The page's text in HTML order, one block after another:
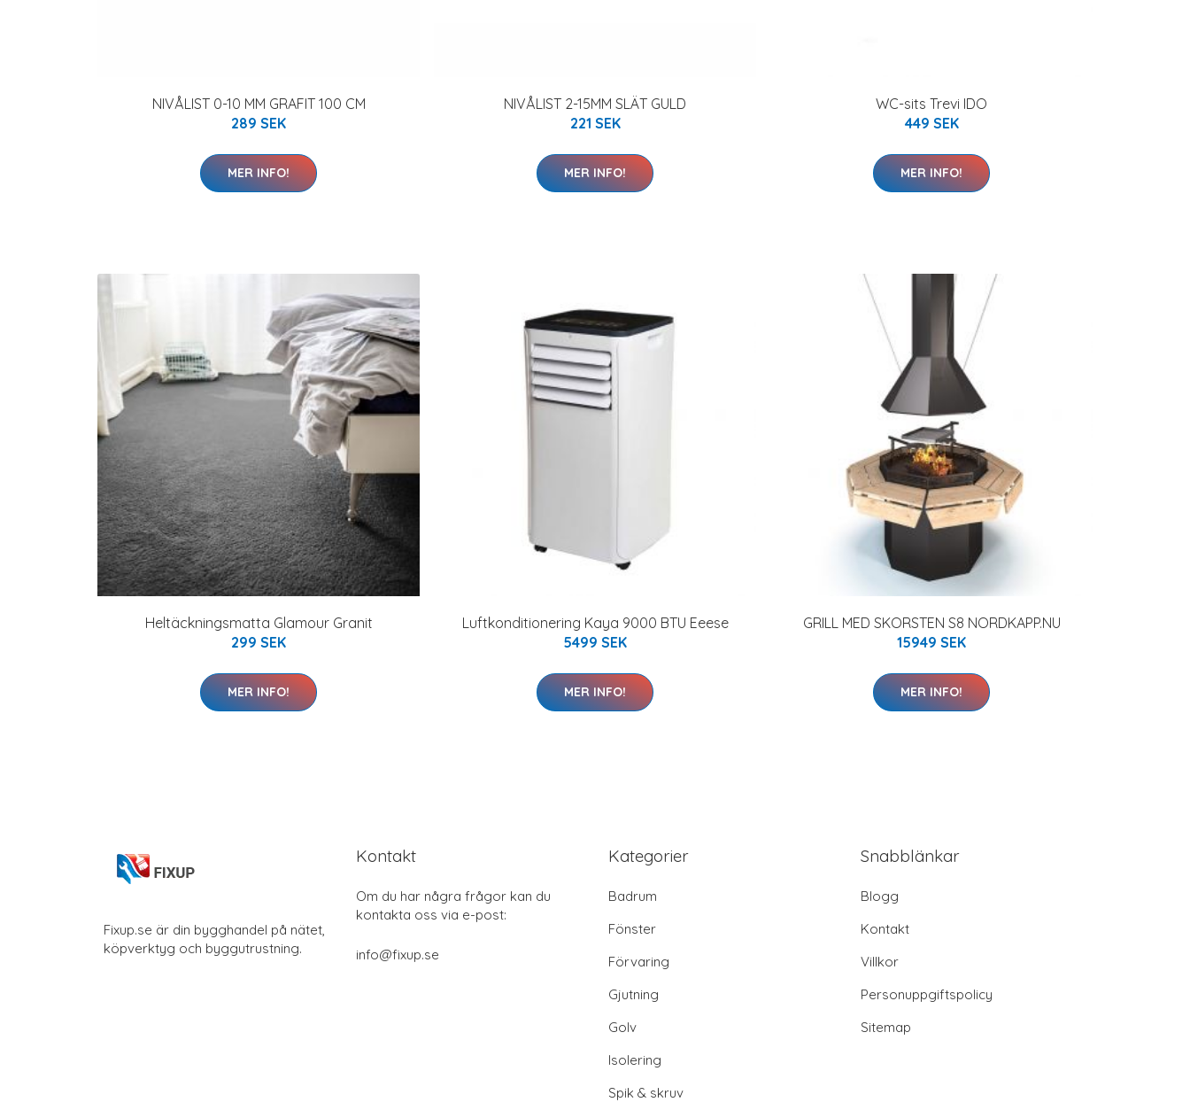
NIVÅLIST 0-10 MM GRAFIT 100 CM
289 SEK
MER INFO!
NIVÅLIST 2-15MM SLÄT GULD
221 SEK
MER INFO!
WC-sits Trevi IDO
449 SEK
MER INFO!
Heltäckningsmatta Glamour Granit
299 SEK
MER INFO!
Luftkonditionering Kaya 9000 BTU Eeese
5499 SEK
MER INFO!
GRILL MED SKORSTEN S8 NORDKAPP.NU
15949 SEK
MER INFO!
Fixup.se är din bygghandel på nätet,
köpverktyg och byggutrustning.
Kontakt
Om du har några frågor kan du
kontakta oss via e-post:
info@fixup.se
Kategorier
Badrum
Fönster
Förvaring
Gjutning
Golv
Isolering
Spik & skruv
Snabblänkar
Blogg
Kontakt
Villkor
Personuppgiftspolicy
Sitemap